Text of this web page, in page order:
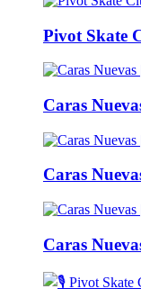
Pivot Skate
Caras
Caras
Caras